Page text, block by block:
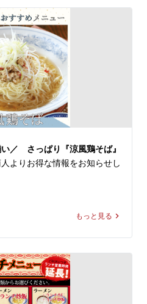
らかな鶏肉の旨味をパクチー
して、味わい最高！ビールの
く、ビタミンをたっぷり含ん
でもあります。身体の元気も
にオススメです。
と冒険してみたい方も、ぜひ
しさをお楽しみください！
ン揚州商人 第二産業南中野
円(税込)
ります
酸梅湯（サンメイタン）」を
凝縮された一杯です。スープ
に、まろやかな口当たりの酸
の豊かな風味とコクが口の中
イ、2種のパプリカなどの多
引き出し、お箸が進むこと間
】の2種類となっております。
テイスト溢れる冷し麺、ぜひ
ご来店を、中国ラーメン揚州
フ一同、心よりお待ちして
／ さっぱり『涼風鶏そば』
よりお得な情報をお知らせし
円(税込)
ります
もっと見る